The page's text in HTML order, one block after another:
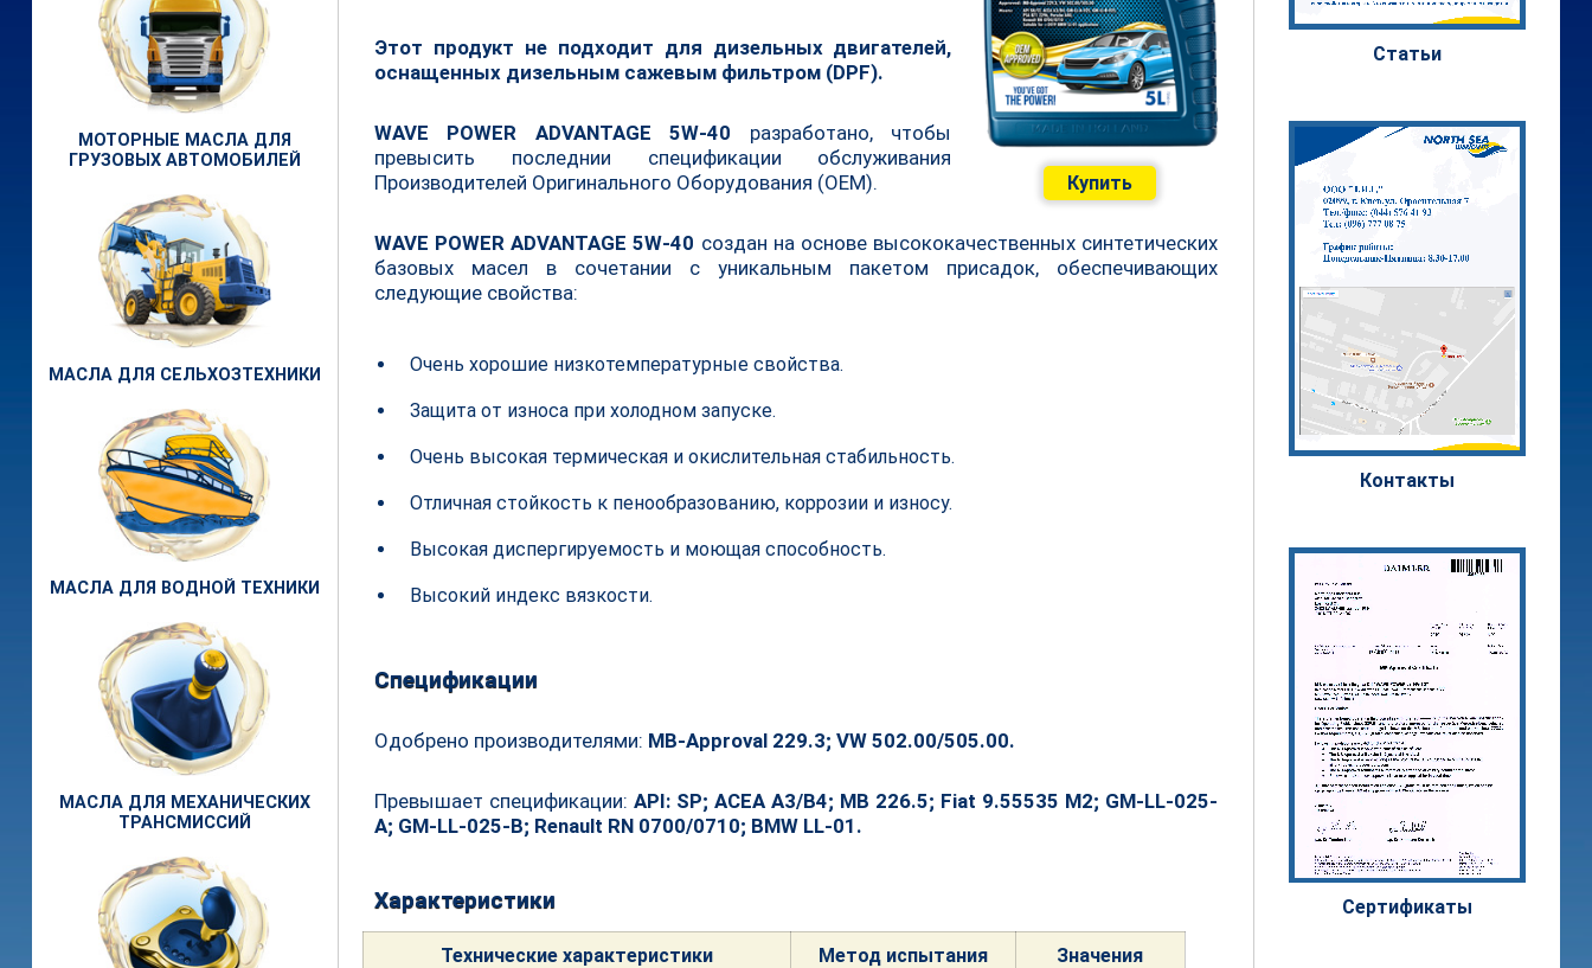
МОТОРНЫЕ МАСЛА ДЛЯ
ГРУЗОВЫХ АВТОМОБИЛЕЙ
МАСЛА ДЛЯ СЕЛЬХОЗТЕХНИКИ
МАСЛА ДЛЯ ВОДНОЙ ТЕХНИКИ
МАСЛА ДЛЯ МЕХАНИЧЕСКИХ
ТРАНСМИССИЙ
Купить
Этот продукт не подходит для дизельных двигателей,
оснащенных дизельным сажевым фильтром (DPF).
WAVE POWER ADVANTAGE 5W-40 разработано, чтобы
превысить последнии спецификации обслуживания
Производителей Оригинального Оборудования (ОЕМ).
WAVE POWER ADVANTAGE 5W-40 создан на основе высококачественных синтетических
базовых масел в сочетании с уникальным пакетом присадок, обеспечивающих
следующие свойства:
Очень хорошие низкотемпературные свойства.
Защита от износа при холодном запуске.
Очень высокая термическая и окислительная стабильность.
Отличная стойкость к пенообразованию, коррозии и износу.
Высокая диспергируемость и моющая способность.
Высокий индекс вязкости.
Спецификации
Одобрено производителями: MB-Approval 229.3; VW 502.00/505.00.
Превышает спецификации: API: SP; ACEA A3/B4; MB 226.5; Fiat 9.55535 M2; GM-LL-025-
A; GM-LL-025-B; Renault RN 0700/0710; BMW LL-01.
Характеристики
Технические характеристики Метод испытания Значения
Статьи
Контакты
Сертификаты